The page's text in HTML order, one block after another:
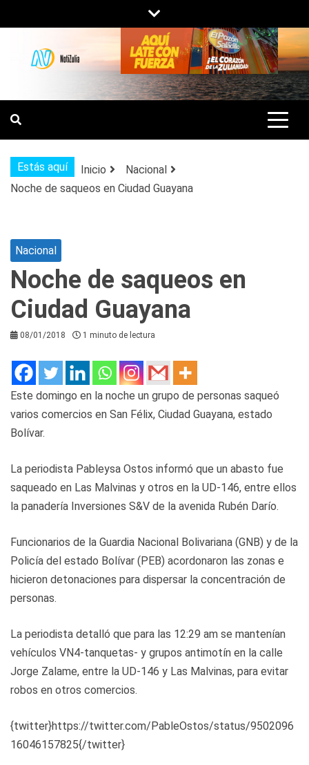
al
contenido
NOTIZULIA
NOTICIAS DEL ZULIA, VENEZUELA Y
DE INTERÉS GENERAL.
Estás aquí Inicio
Nacional
Noche de saqueos en Ciudad Guayana
Nacional
Noche de saqueos en
Ciudad Guayana
08/01/2018 1 minuto de lectura
Este domingo en la noche un grupo de personas saqueó
varios comercios en San Félix, Ciudad Guayana, estado
Bolívar.
La periodista Pableysa Ostos informó que un abasto fue
saqueado en Las Malvinas y otros en la UD-146, entre ellos
la panadería Inversiones S&V de la avenida Rubén Darío.
Funcionarios de la Guardia Nacional Bolivariana (GNB) y de la
Policía del estado Bolívar (PEB) acordonaron las zonas e
hicieron detonaciones para dispersar la concentración de
personas.
La periodista detalló que para las 12:29 am se mantenían
vehículos VN4-tanquetas- y grupos antimotín en la calle
Jorge Zalame, entre la UD-146 y Las Malvinas, para evitar
robos en otros comercios.
{twitter}https://twitter.com/PableOstos/status/9502096
16046157825{/twitter}